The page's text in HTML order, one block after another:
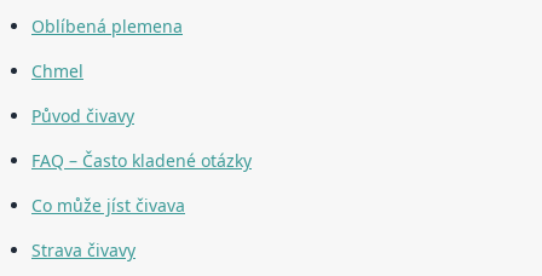
Oblíbená plemena
Chmel
Původ čivavy
FAQ – Často kladené otázky
Co může jíst čivava
Strava čivavy